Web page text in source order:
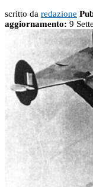
scritto da redazione
aggiornamento: 9